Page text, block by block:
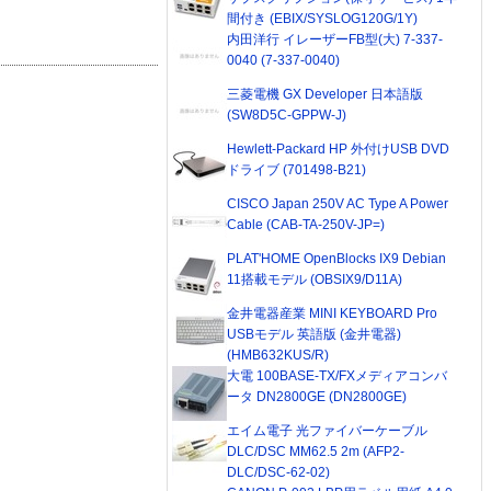
間付き (EBIX/SYSLOG120G/1Y)
内田洋行 イレーザーFB型(大) 7-337-
0040 (7-337-0040)
三菱電機 GX Developer 日本語版
(SW8D5C-GPPW-J)
Hewlett-Packard HP 外付けUSB DVD
ドライブ (701498-B21)
CISCO Japan 250V AC Type A Power
Cable (CAB-TA-250V-JP=)
PLAT'HOME OpenBlocks IX9 Debian
11搭載モデル (OBSIX9/D11A)
金井電器産業 MINI KEYBOARD Pro
USBモデル 英語版 (金井電器)
(HMB632KUS/R)
大電 100BASE-TX/FXメディアコンバ
ータ DN2800GE (DN2800GE)
エイム電子 光ファイバーケーブル
DLC/DSC MM62.5 2m (AFP2-
DLC/DSC-62-02)